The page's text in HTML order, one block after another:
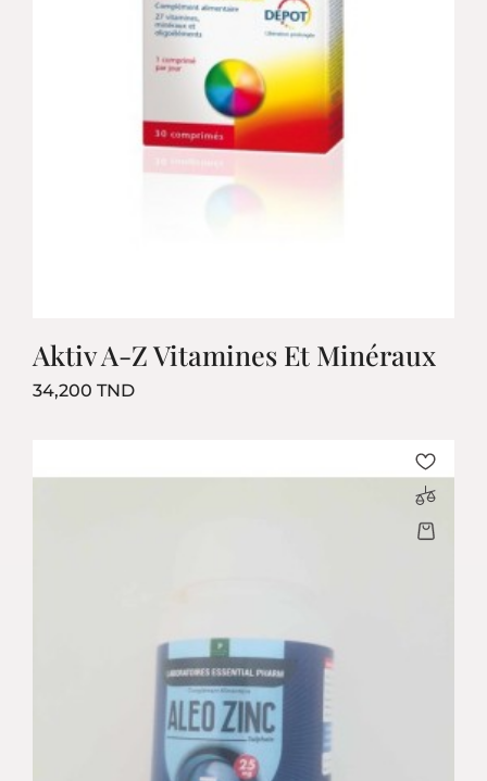
Aktiv A-Z Vitamines Et Minéraux
34,200 TNDPrix